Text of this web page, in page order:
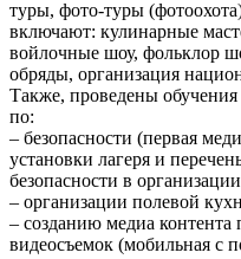
туры, фото-туры
включают: кулинарные
войлочные шоу, фольклор
обряды, организация
Также, проведены
по:
– безопасности (первая
установки лагеря и
безопасности в
– организации полевой
– созданию медиа
видеосъемок (мобильная с